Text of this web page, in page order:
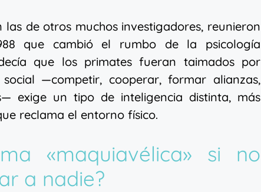
las de otros muchos investigadores, reunieron
que cambió el rumbo de la psicología
que los primates fueran taimados por
—competir, cooperar, formar alianzas,
exige un tipo de inteligencia distinta, más
reclama el entorno físico.
«maquiavélica» si no
a nadie?